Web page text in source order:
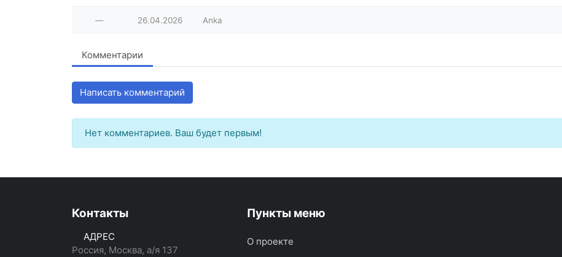
— 26.04.2026 Anka
Комментарии
Написать комментарий
Нет комментариев. Ваш будет первым!
Контакты
АДРЕС
Россия, Москва, а/я 137
Пункты меню
О проекте